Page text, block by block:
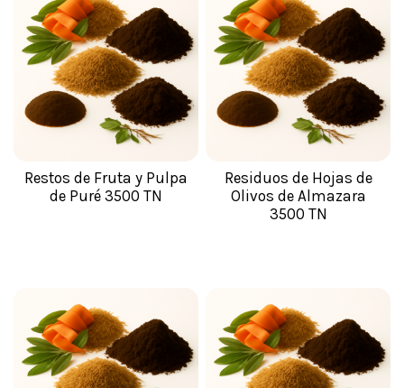
Restos de Fruta y Pulpa
de Puré 3500 TN
Residuos de Hojas de
Olivos de Almazara
3500 TN